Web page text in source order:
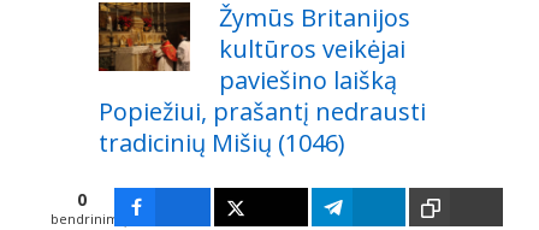
Žymūs Britanijos
kultūros veikėjai
paviešino laišką
Popiežiui, prašantį nedrausti
tradicinių Mišių (1046)
0
bendrinimų